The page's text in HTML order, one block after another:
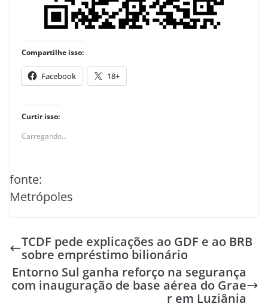
Compartilhe isso:
Facebook 18+
Curtir isso:
Carregando...
fonte:
Metrópoles
TCDF pede explicações ao GDF e ao BRB
sobre empréstimo bilionário
Entorno Sul ganha reforço na segurança
com inauguração de base aérea do Grae
r em Luziânia